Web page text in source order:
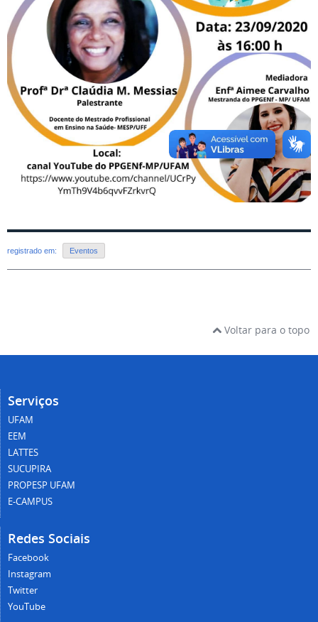
registrado em: Eventos
Voltar para o topo
Serviços
UFAM
EEM
LATTES
SUCUPIRA
PROPESP UFAM
E-CAMPUS
Redes Sociais
Facebook
Instagram
Twitter
YouTube